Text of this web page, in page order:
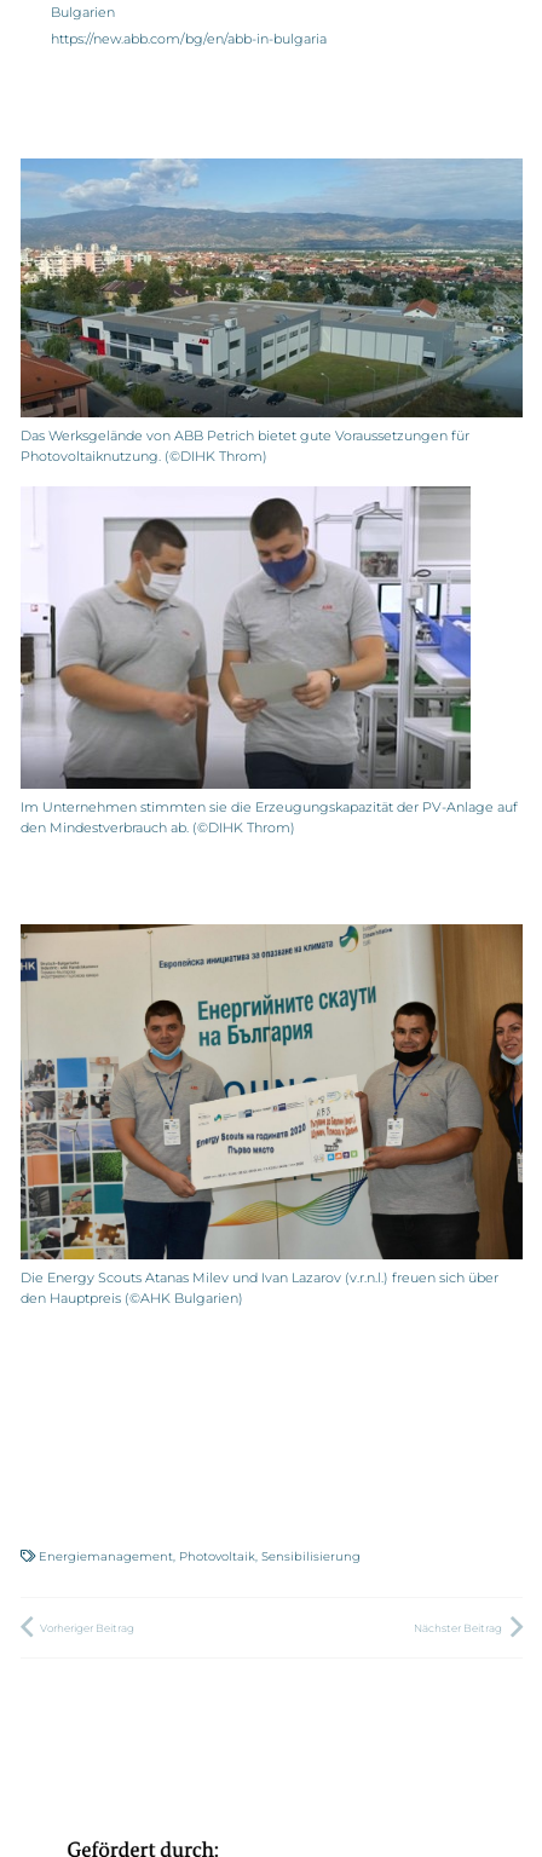
Bulgarien
https://new.abb.com/bg/en/abb-in-bulgaria
Das Werksgelände von ABB Petrich bietet gute Voraussetzungen für
Photovoltaiknutzung. (©DIHK Throm)
Im Unternehmen stimmten sie die Erzeugungskapazität der PV-Anlage auf
den Mindestverbrauch ab. (©DIHK Throm)
Die Energy Scouts Atanas Milev und Ivan Lazarov (v.r.n.l.) freuen sich über
den Hauptpreis (©AHK Bulgarien)
Energiemanagement Photovoltaik ,Sensibilisierung
Vorheriger Beitrag Nächster Beitrag